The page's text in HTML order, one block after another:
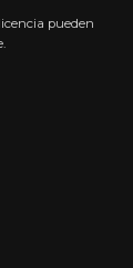
pueden